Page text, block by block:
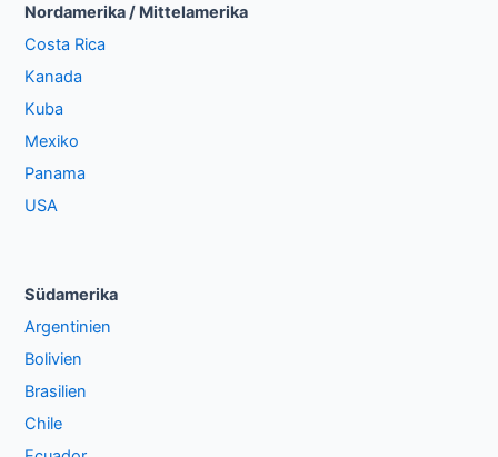
Nordamerika / Mittelamerika
Costa Rica
Kanada
Kuba
Mexiko
Panama
USA
Südamerika
Argentinien
Bolivien
Brasilien
Chile